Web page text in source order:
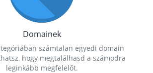
Domainek
számtalan egyedi domain
hogy megtalálhasd a számodra
leginkább megfelelőt.